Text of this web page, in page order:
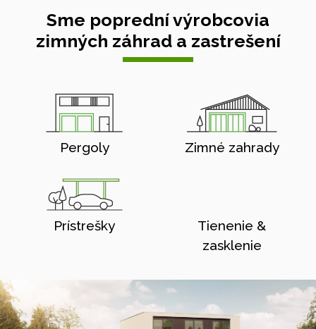
Sme poprední výrobcovia
zimných záhrad a zastrešení
Pergoly Zimné zahrady
Prístrešky
Tienenie &
zasklenie